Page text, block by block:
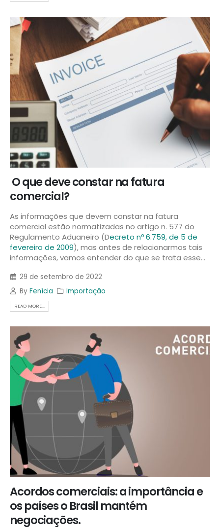
O que deve constar na fatura
comercial?
As informações que devem constar na fatura
comercial estão normatizadas no artigo n. 577 do
Regulamento Aduaneiro (Decreto nº 6.759, de 5 de
fevereiro de 2009), mas antes de relacionarmos tais
informações, vamos entender do que se trata esse...
29 de setembro de 2022
By Fenícia Importação
READ MORE...
Acordos comerciais: a importância e
os países o Brasil mantém
negociações.